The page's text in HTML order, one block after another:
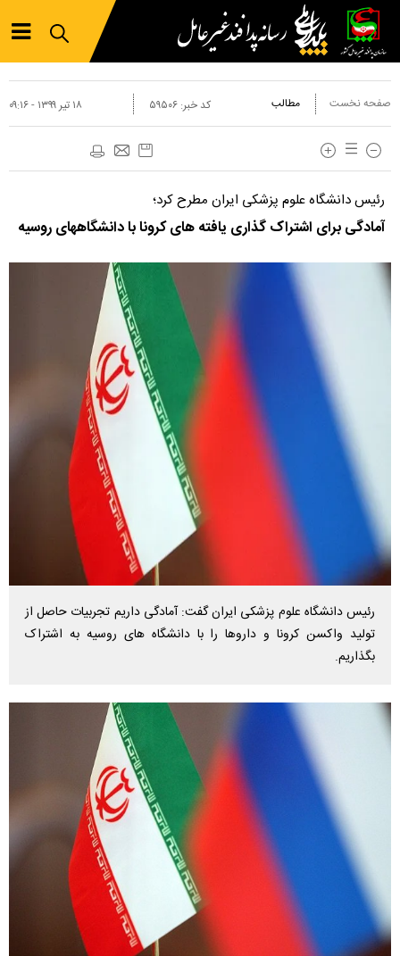
صفحه نخست مطالب ۱۸ تير ۱۳۹۹ - ۰۹:۱۶ کد خبر: ۵۹۵۰۶
رئیس دانشگاه علوم پزشکی ایران مطرح کرد؛
آمادگی برای اشتراک گذاری یافته های کرونا با دانشگاههای روسیه
رئیس دانشگاه علوم پزشکی ایران گفت: آمادگی داریم تجربیات حاصل از
تولید واکسن کرونا و داروها را با دانشگاه های روسیه به اشتراک
بگذاریم.